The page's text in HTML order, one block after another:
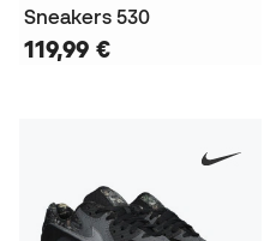
Sneakers 530
119,99 €